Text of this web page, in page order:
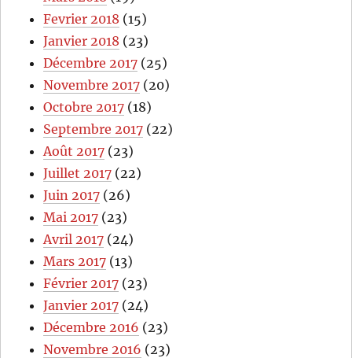
Fevrier 2018 (15)
Janvier 2018 (23)
Décembre 2017 (25)
Novembre 2017 (20)
Octobre 2017 (18)
Septembre 2017 (22)
Août 2017 (23)
Juillet 2017 (22)
Juin 2017 (26)
Mai 2017 (23)
Avril 2017 (24)
Mars 2017 (13)
Février 2017 (23)
Janvier 2017 (24)
Décembre 2016 (23)
Novembre 2016 (23)